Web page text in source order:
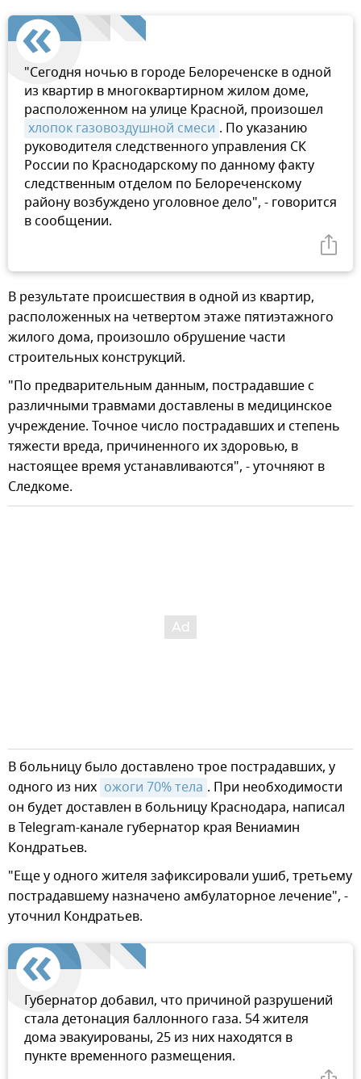
"Сегодня ночью в городе Белореченске в одной
из квартир в многоквартирном жилом доме,
расположенном на улице Красной, произошел
хлопок газовоздушной смеси . По указанию
руководителя следственного управления СК
России по Краснодарскому по данному факту
следственным отделом по Белореченскому
району возбуждено уголовное дело", - говорится
в сообщении.
В результате происшествия в одной из квартир,
расположенных на четвертом этаже пятиэтажного
жилого дома, произошло обрушение части
строительных конструкций.
"По предварительным данным, пострадавшие с
различными травмами доставлены в медицинское
учреждение. Точное число пострадавших и степень
тяжести вреда, причиненного их здоровью, в
настоящее время устанавливаются", - уточняют в
Следкоме.
В больницу было доставлено трое пострадавших, у
одного из них ожоги 70% тела . При необходимости
он будет доставлен в больницу Краснодара, написал
в Telegram-канале губернатор края Вениамин
Кондратьев.
"Еще у одного жителя зафиксировали ушиб, третьему
пострадавшему назначено амбулаторное лечение", -
уточнил Кондратьев.
Губернатор добавил, что причиной разрушений
стала детонация баллонного газа. 54 жителя
дома эвакуированы, 25 из них находятся в
пункте временного размещения.